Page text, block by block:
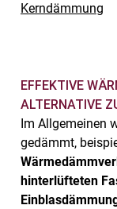
Kerndämmung
EFFEKTIVE
ALTERNATIVE
Im Allgemeinen
gedämmt,
hinterlüfteten